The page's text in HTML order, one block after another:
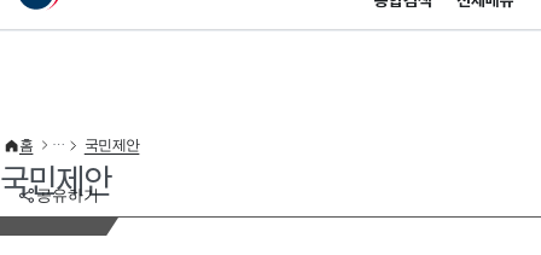
이 누리집은 대한민국 공식 전자정부 누리집입니다.
공유하기
홈 국민제안
국민제안